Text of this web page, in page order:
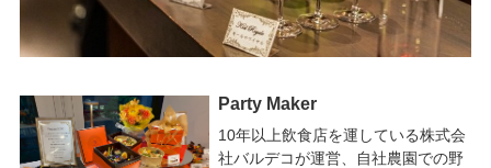
Party Maker
10年以上飲食店を運している株式会
社バルデコが運営、自社農園での野